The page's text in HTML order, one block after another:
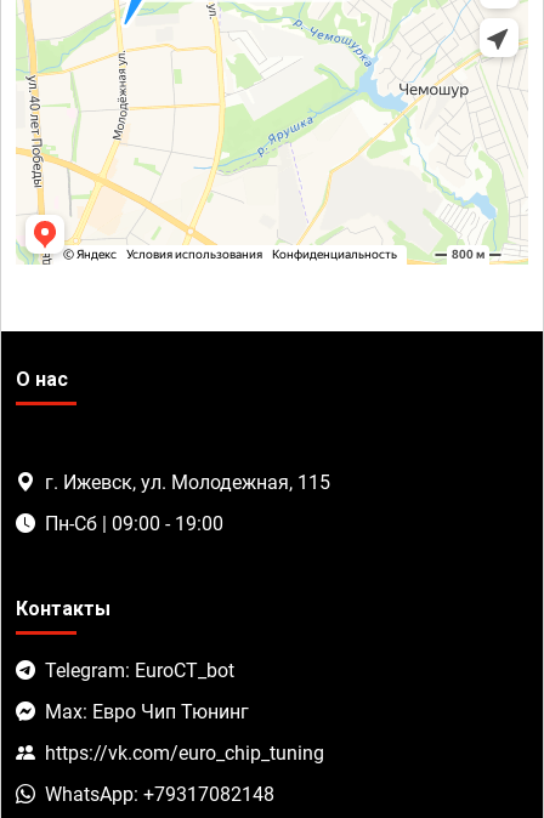
О нас
г. Ижевск, ул. Молодежная, 115
Пн-Сб | 09:00 - 19:00
Контакты
Telegram: EuroCT_bot
Max: Евро Чип Тюнинг
https://vk.com/euro_chip_tuning
WhatsApp: +79317082148